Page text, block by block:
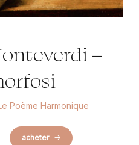
–
Poème Harmonique
acheter